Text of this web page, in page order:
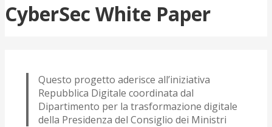
CyberSec White Paper
Questo progetto aderisce all’iniziativa
Repubblica Digitale coordinata dal
Dipartimento per la trasformazione digitale
della Presidenza del Consiglio dei Ministri